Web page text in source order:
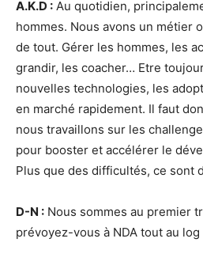
A.K.D : Au quotidien,
hommes. Nous avons un métier
de tout. Gérer les hommes, les
grandir, les coacher… Etre
nouvelles technologies, les
en marché rapidement. Il faut
nous travaillons sur les
pour booster et accélérer le
Plus que des difficultés, ce sont
D-N : Nous sommes au premier
prévoyez-vous à NDA tout au log